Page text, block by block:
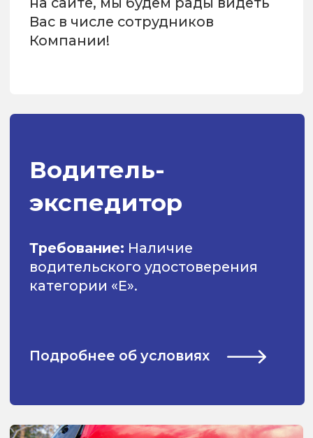
Политика конфиденциальности
Контакты
ktnt54@mail.ru
© Все права защищены
630078, Новосибирск,
Перевозка — наша
ответственность, ваше спокойствие